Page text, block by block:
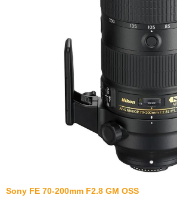
Sony FE 70-200mm F2.8 GM OSS